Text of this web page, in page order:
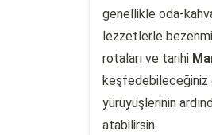
genellikle oda-
lezzetlerle
rotaları ve tarihi
keşfedebileceğiniz
yürüyüşlerinin
atabilirsin.